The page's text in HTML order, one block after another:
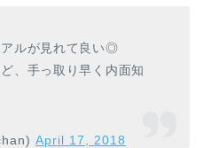
ルが見れて良い◎
、手っ取り早く内面知
April 17, 2018